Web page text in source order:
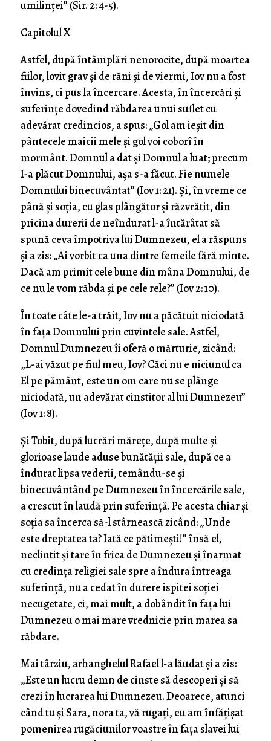
umilinţei” (Sir. 2: 4-5).
Capitolul X
Astfel, după întâmplări nenorocite, după moartea
fiilor, lovit grav şi de răni şi de viermi, Iov nu a fost
învins, ci pus la încercare. Acesta, în încercări şi
suferinţe dovedind răbdarea unui suflet cu
adevărat credincios, a spus: „Gol am ieşit din
pântecele maicii mele şi gol voi coborî în
mormânt. Domnul a dat şi Domnul a luat; precum
I-a plăcut Domnului, aşa s-a făcut. Fie numele
Domnului binecuvântat” (Iov 1: 21). Şi, în vreme ce
până şi soţia, cu glas plângător şi răzvrătit, din
pricina durerii de neîndurat l-a întărâtat să
spună ceva împotriva lui Dumnezeu, el a răspuns
şi a zis: „Ai vorbit ca una dintre femeile fără minte.
Dacă am primit cele bune din mâna Domnului, de
ce nu le vom răbda şi pe cele rele?” (Iov 2: 10).
În toate câte le-a trăit, Iov nu a păcătuit niciodată
în faţa Domnului prin cuvintele sale. Astfel,
Domnul Dumnezeu îi oferă o mărturie, zicând:
„L-ai văzut pe fiul meu, Iov? Căci nu e niciunul ca
El pe pământ, este un om care nu se plânge
niciodată, un adevărat cinstitor al lui Dumnezeu”
(Iov 1: 8).
Şi Tobit, după lucrări măreţe, după multe şi
glorioase laude aduse bunătăţii sale, după ce a
îndurat lipsa vederii, temându-se şi
binecuvântând pe Dumnezeu în încercările sale,
a crescut în laudă prin suferinţă. Pe acesta chiar şi
soţia sa încerca să-l stârnească zicând: „Unde
este dreptatea ta? Iată ce pătimeşti!” însă el,
neclintit şi tare în frica de Dumnezeu şi înarmat
cu credinţa religiei sale spre a îndura întreaga
suferinţă, nu a cedat în durere ispitei soţiei
necugetate, ci, mai mult, a dobândit în faţa lui
Dumnezeu o mai mare vrednicie prin marea sa
răbdare.
Mai târziu, arhanghelul Rafael l-a lăudat şi a zis:
„Este un lucru demn de cinste să descoperi şi să
crezi în lucrarea lui Dumnezeu. Deoarece, atunci
când tu şi Sara, nora ta, vă rugaţi, eu am înfăţişat
pomenirea rugăciunilor voastre în faţa slavei lui